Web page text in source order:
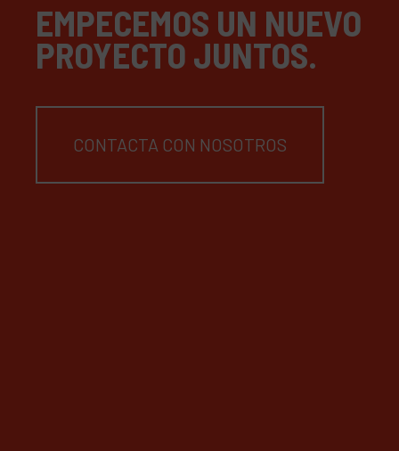
EMPECEMOS UN NUEVO
PROYECTO JUNTOS.
CONTACTA CON NOSOTROS